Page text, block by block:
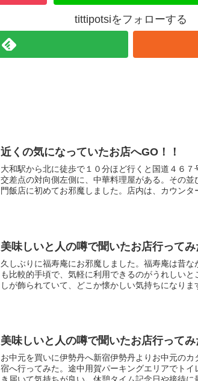
tittipotsiをフォローする
近くの気になっていたお店へGO！！
大和駅から北に徒歩で１０分ほど行くと国道４６
交差点の対向側左側に、中華料理屋がある。その
門飯店に初めてお邪魔しました。店内は、カウンタ
美味しいと人の噂で聞いたお店行って
久しぶりに福寿庵にお邪魔しました。福寿庵は昔
も比較的手頃で、気軽に利用できるのがうれしい
しが飾られていて、どこか懐かしい気持ちになりま
美味しいと人の噂で聞いたお店行って
お中元を買いに伊勢丹へ新宿伊勢丹よりお中元の
宿へ行ってみた。途中用賀パーキングエリアでト